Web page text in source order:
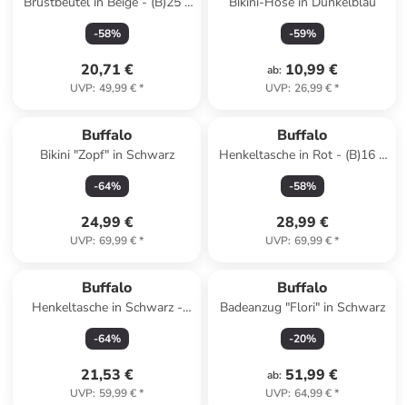
(H)13 x (T)9 cm
-58%
20,71 €
UVP: 49,99 €*
-59%
ab: 10,99 €
UVP: 26,99 €*
Buffalo
Bikini "Zopf" in Schwarz
-64%
24,99 €
UVP: 69,99 €*
Buffalo
Henkeltasche in Rot - (B)16 x
(H)17 x (T)9 cm
-58%
28,99 €
UVP: 69,99 €*
Buffalo
Henkeltasche in Schwarz -
(B)24 x (H)31 x (T)15 cm
-64%
21,53 €
UVP: 59,99 €*
Buffalo
Badeanzug "Flori" in Schwarz
-20%
ab: 51,99 €
UVP: 64,99 €*